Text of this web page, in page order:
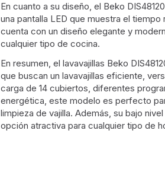
En cuanto a su diseño, el Beko
una pantalla LED que muestra el
cuenta con un diseño elegante y
cualquier tipo de cocina.
En resumen, el lavavajillas Beko
que buscan un lavavajillas eficiente,
carga de 14 cubiertos, diferentes
energética, este modelo es perfecto
limpieza de vajilla. Además, su bajo
opción atractiva para cualquier tipo de